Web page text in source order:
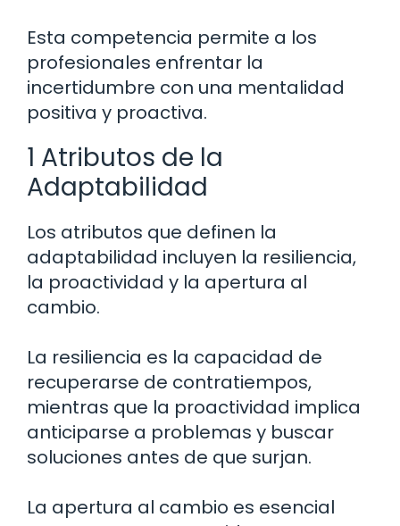
Esta competencia permite a los
profesionales enfrentar la
incertidumbre con una mentalidad
positiva y proactiva.
1 Atributos de la
Adaptabilidad
Los atributos que definen la
adaptabilidad incluyen la resiliencia,
la proactividad y la apertura al
cambio.
La resiliencia es la capacidad de
recuperarse de contratiempos,
mientras que la proactividad implica
anticiparse a problemas y buscar
soluciones antes de que surjan.
La apertura al cambio es esencial